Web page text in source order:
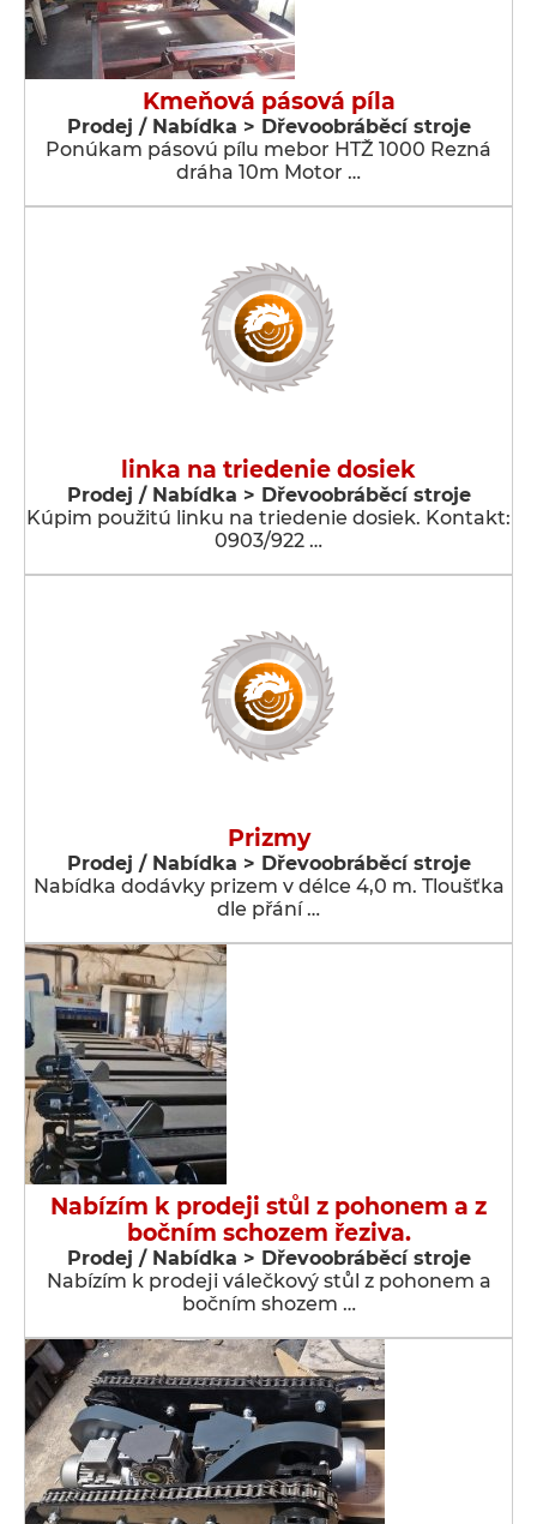
Kmeňová pásová píla
Prodej / Nabídka > Dřevoobráběcí stroje
Ponúkam pásovú pílu mebor HTŽ 1000 Rezná
dráha 10m Motor …
linka na triedenie dosiek
Prodej / Nabídka > Dřevoobráběcí stroje
Kúpim použitú linku na triedenie dosiek. Kontakt:
0903/922 …
Prizmy
Prodej / Nabídka > Dřevoobráběcí stroje
Nabídka dodávky prizem v délce 4,0 m. Tloušťka
dle přání …
Nabízím k prodeji stůl z pohonem a z
bočním schozem řeziva.
Prodej / Nabídka > Dřevoobráběcí stroje
Nabízím k prodeji válečkový stůl z pohonem a
bočním shozem …